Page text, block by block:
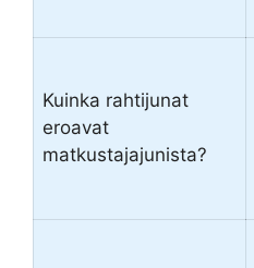
Kuinka rahtijunat
eroavat
matkustajajunista?